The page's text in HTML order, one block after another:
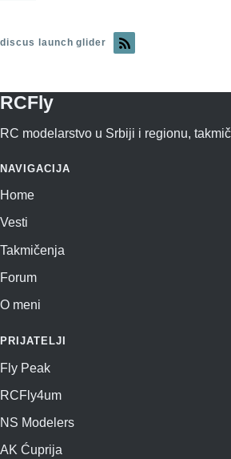
discus launch glider
RCFly
RC modelarstvo u Srbiji i regionu,
NAVIGACIJA
Home
Vesti
Takmičenja
Forum
O meni
PRIJATELJI
Fly Peak
RCFly4um
NS Modelers
AK Ćuprija